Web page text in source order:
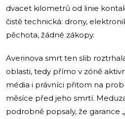
dvacet kilometrů od linie
čistě technická: drony,
pěchota, žádné zákopy.
Averinova smrt ten slib
oblasti, tedy přímo v zóně
média i právníci přitom na
měsíce před jeho smrtí.
podrobně popsaly, že garance